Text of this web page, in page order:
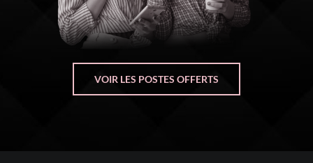
VOIR LES POSTES OFFERTS